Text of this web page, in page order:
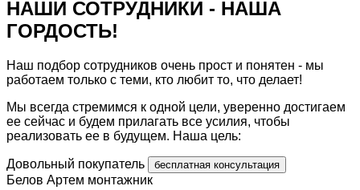
НАШИ СОТРУДНИКИ - НАША
ГОРДОСТЬ!
Наш подбор сотрудников очень прост и понятен - мы
работаем только с теми, кто любит то, что делает!
Мы всегда стремимся к одной цели, уверенно достигаем
ее сейчас и будем прилагать все усилия, чтобы
реализовать ее в будущем. Наша цель:
Довольный покупатель бесплатная консультация
Белов Артем монтажник